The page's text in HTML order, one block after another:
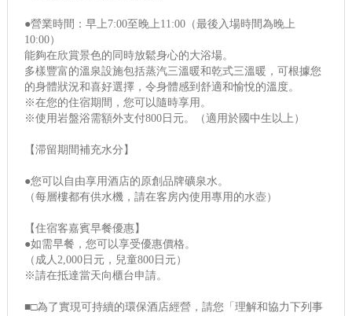
●營業時間：早上7:00至晚上11:00（最後入場時間為晚上
10:00）
能夠在欣賞景色的同時放鬆身心的大浴場。
多樣豐富的溫泉設施包括蒸汽三溫暖和乾式三溫暖，可根據您
的身體狀況和喜好選擇，令身體感到舒適和愉悅的溫度。
※在您的住宿期間，您可以隨時享用。
※使用岩盤浴需額外支付800日元。（適用於國中生以上）
【滞留期間補充水分】
●您可以自由享用酒店的原創品牌礦泉水。
（每層樓都有供水機，請在客房內使用專用的水壺）
【住宿客嘉賓早餐優惠】
●如需早餐，您可以享受優惠價格。
（成人2,000日元，兒童800日元）
※請在抵達當天向櫃台申請。
■□為了實現可持續的環保酒店經營，請您「理解和協力下列事